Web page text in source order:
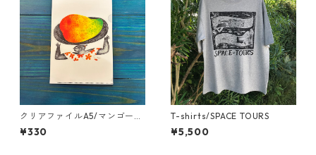
クリアファイルA5/マンゴー市
場へ
¥330
T-shirts/SPACE TOURS
¥5,500